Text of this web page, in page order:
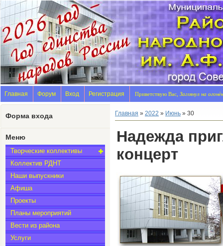
Главная Форум Вход Регистрация Приветствую Вас, Заглянул на огонёк
Форма входа
Меню
Творческие коллективы
Коллектив РДНТ
Наши выпускники
Афиша
Проекты
Планы мероприятий
Вести из района
Услуги
Главная » 2022 » Июнь » 30
Надежда
концерт